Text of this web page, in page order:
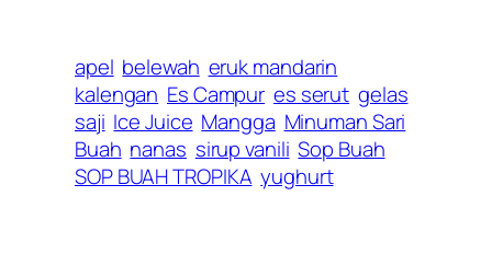
apel belewah eruk mandarin
kalengan Es Campur es serut gelas
saji Ice Juice Mangga Minuman Sari
Buah nanas sirup vanili Sop Buah
SOP BUAH TROPIKA yughurt